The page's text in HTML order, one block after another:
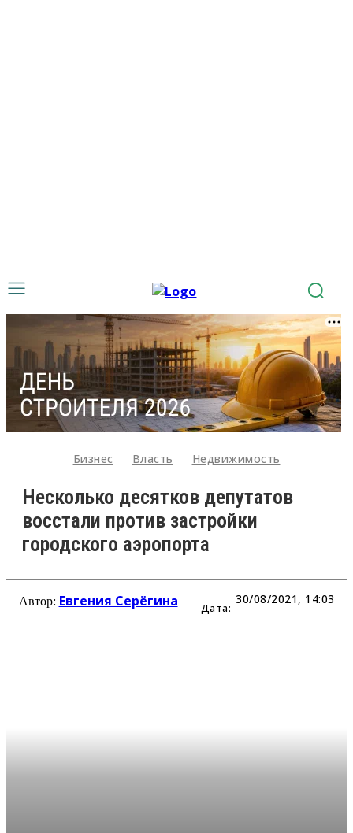
Бизнес Власть Недвижимость
Несколько десятков депутатов
восстали против застройки
городского аэропорта
Автор: Евгения Серёгина Дата:
30/08/2021, 14:03